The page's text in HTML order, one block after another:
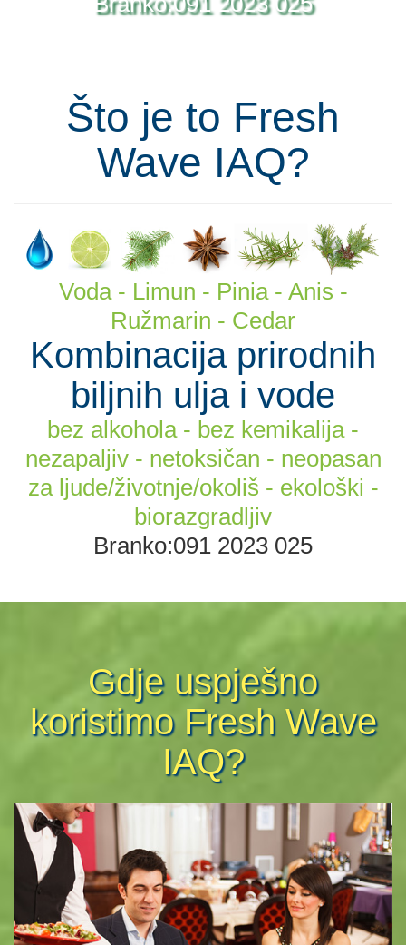
Što je to Fresh
Wave IAQ?
Voda - Limun - Pinia - Anis -
Ružmarin - Cedar
Kombinacija prirodnih
biljnih ulja i vode
bez alkohola - bez kemikalija -
nezapaljiv - netoksičan - neopasan
za ljude/životnje/okoliš - ekološki -
biorazgradljiv
Gdje uspješno
koristimo Fresh Wave
IAQ?